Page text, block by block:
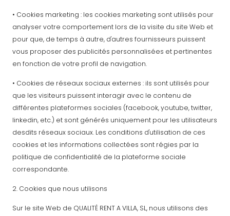
• Cookies marketing : les cookies marketing sont utilisés pour
analyser votre comportement lors de la visite du site Web et
pour que, de temps à autre, d'autres fournisseurs puissent
vous proposer des publicités personnalisées et pertinentes
en fonction de votre profil de navigation.
• Cookies de réseaux sociaux externes : ils sont utilisés pour
que les visiteurs puissent interagir avec le contenu de
différentes plateformes sociales (facebook, youtube, twitter,
linkedin, etc.) et sont générés uniquement pour les utilisateurs
desdits réseaux sociaux. Les conditions d'utilisation de ces
cookies et les informations collectées sont régies par la
politique de confidentialité de la plateforme sociale
correspondante.
2. Cookies que nous utilisons
Sur le site Web de QUALITÉ RENT A VILLA, SL, nous utilisons des